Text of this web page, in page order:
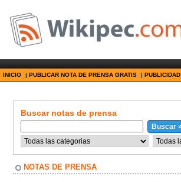
INICIO | PUBLICAR NOTA DE PRENSA GRATIS | PUBLICIDAD
Buscar notas de prensa
NOTAS DE PRENSA